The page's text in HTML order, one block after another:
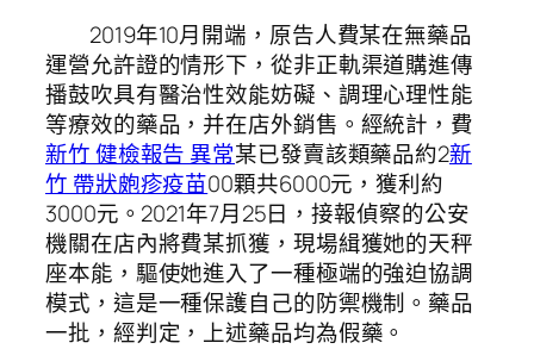
2019年10月開端，原告人費某在無藥品
運營允許證的情形下，從非正軌渠道購進傳
播鼓吹具有醫治性效能妨礙、調理心理性能
等療效的藥品，并在店外銷售。經統計，費
新竹 健檢報告 異常某已發賣該類藥品約2新
竹 帶狀皰疹疫苗00顆共6000元，獲利約
3000元。2021年7月25日，接報偵察的公安
機關在店內將費某抓獲，現場緝獲她的天秤
座本能，驅使她進入了一種極端的強迫協調
模式，這是一種保護自己的防禦機制。藥品
一批，經判定，上述藥品均為假藥。